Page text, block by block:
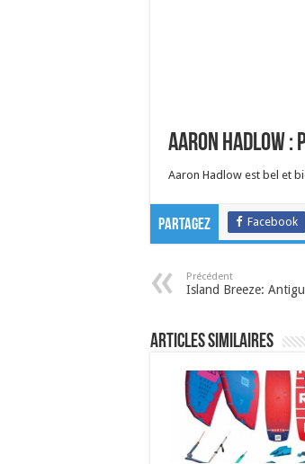
Aaron Hadlow :
Aaron Hadlow est bel et
Partagez Facebook
Précédent
Island Breeze:
Articles similaires